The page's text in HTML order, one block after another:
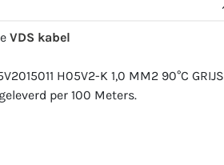
VDS kabel
H05V2-K 1,0 MM2 90°C GRIJS
per 100 Meters.